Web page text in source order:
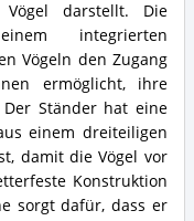
darstellt. Die
integrierten
Vögeln den Zugang
ermöglicht, ihre
Ständer hat eine
einem dreiteiligen
damit die Vögel vor
Konstruktion
sorgt dafür, dass er